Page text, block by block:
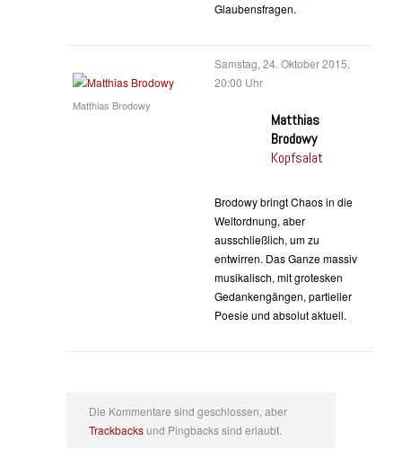
Glaubensfragen.
Matthias Brodowy
Samstag, 24. Oktober 2015,
20:00 Uhr
Matthias
Brodowy
Kopfsalat
Brodowy bringt Chaos in die
Weltordnung, aber
ausschließlich, um zu
entwirren. Das Ganze massiv
musikalisch, mit grotesken
Gedankengängen, partieller
Poesie und absolut aktuell.
Die Kommentare sind geschlossen, aber
Trackbacksund Pingbacks sind erlaubt.